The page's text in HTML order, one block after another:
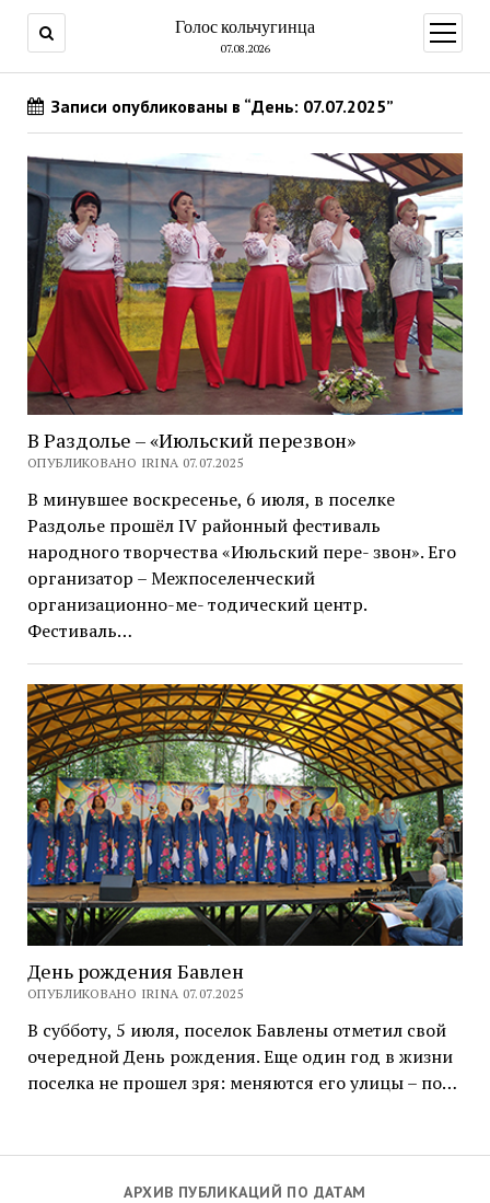
Голос кольчугинца
07.08.2026
меню
АРХИВ ПУБЛИКАЦИЙ ПО ДАТАМ
Записи опубликованы в “День: 07.07.2025”
В Раздолье – «Июльский перезвон»
ОПУБЛИКОВАНО IRINA 07.07.2025
В минувшее воскресенье, 6 июля, в поселке
Раздолье прошёл IV районный фестиваль
народного творчества «Июльский пере- звон». Его
организатор – Межпоселенческий
организационно-ме- тодический центр.
Фестиваль…
День рождения Бавлен
ОПУБЛИКОВАНО IRINA 07.07.2025
В субботу, 5 июля, поселок Бавлены отметил свой
очередной День рождения. Еще один год в жизни
поселка не прошел зря: меняются его улицы – по…